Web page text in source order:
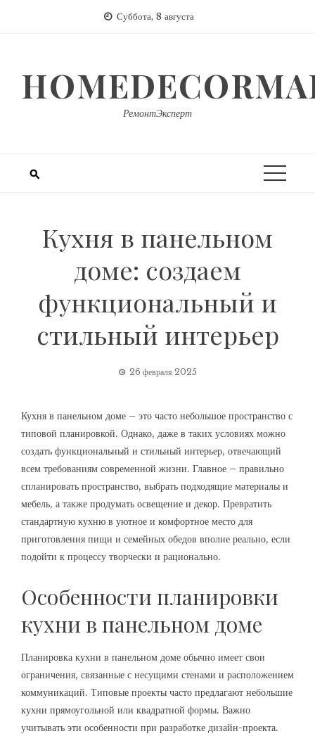
Суббота, 8 августа
РемонтЭксперт
Кухня в панельном
доме: создаем
функциональный и
стильный интерьер
26 февраля 2025
Кухня в панельном доме – это часто небольшое пространство с
типовой планировкой. Однако, даже в таких условиях можно
создать функциональный и стильный интерьер, отвечающий
всем требованиям современной жизни. Главное – правильно
спланировать пространство, выбрать подходящие материалы и
мебель, а также продумать освещение и декор. Превратить
стандартную кухню в уютное и комфортное место для
приготовления пищи и семейных обедов вполне реально, если
подойти к процессу творчески и рационально.
Особенности планировки
кухни в панельном доме
Планировка кухни в панельном доме обычно имеет свои
ограничения, связанные с несущими стенами и расположением
коммуникаций. Типовые проекты часто предлагают небольшие
кухни прямоугольной или квадратной формы. Важно
учитывать эти особенности при разработке дизайн-проекта.